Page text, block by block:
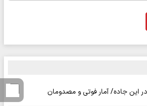
در این جاده/ آمار فوتی و مصدومان